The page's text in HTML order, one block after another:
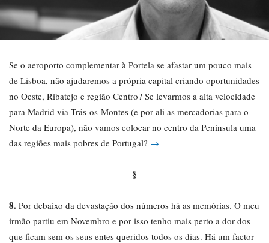
Se o aeroporto complementar à Portela se afastar um pouco mais
de Lisboa, não ajudaremos a própria capital criando oportunidades
no Oeste, Ribatejo e região Centro? Se levarmos a alta velocidade
para Madrid via Trás-os-Montes (e por ali as mercadorias para o
Norte da Europa), não vamos colocar no centro da Península uma
das regiões mais pobres de Portugal? →
§
8. Por debaixo da devastação dos números há as memórias. O meu
irmão partiu em Novembro e por isso tenho mais perto a dor dos
que ficam sem os seus entes queridos todos os dias. Há um factor